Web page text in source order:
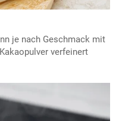
je nach Geschmack mit
verfeinert